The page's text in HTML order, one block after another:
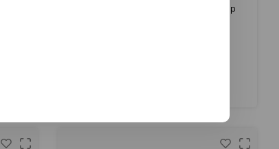
's
Wolf WL-80, oplaadbare ATEX-werklamp